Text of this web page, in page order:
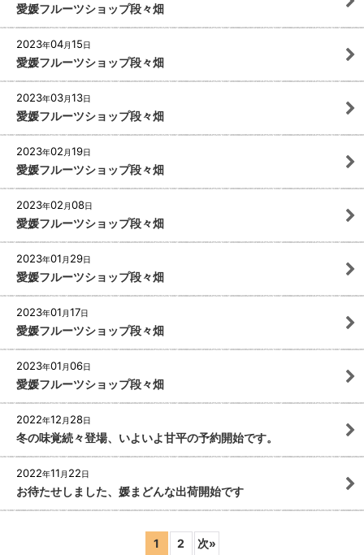
愛媛フルーツショップ段々畑
2023年04月15日
愛媛フルーツショップ段々畑
2023年03月13日
愛媛フルーツショップ段々畑
2023年02 月19日
愛媛フルーツショップ段々畑
2023年02 月08日
愛媛フルーツショップ段々畑
2023年01 月 29日
愛媛フルーツショップ段々畑
2023年01 月17日
愛媛フルーツショップ段々畑
2023年01 月06日
愛媛フルーツショップ段々畑
2022年12 月 28日
冬の味覚続々登場、いよいよ甘平の予約開始です。
2022年11 月 22日
お待たせしました、媛まどんな出荷開始です
1 2 次»